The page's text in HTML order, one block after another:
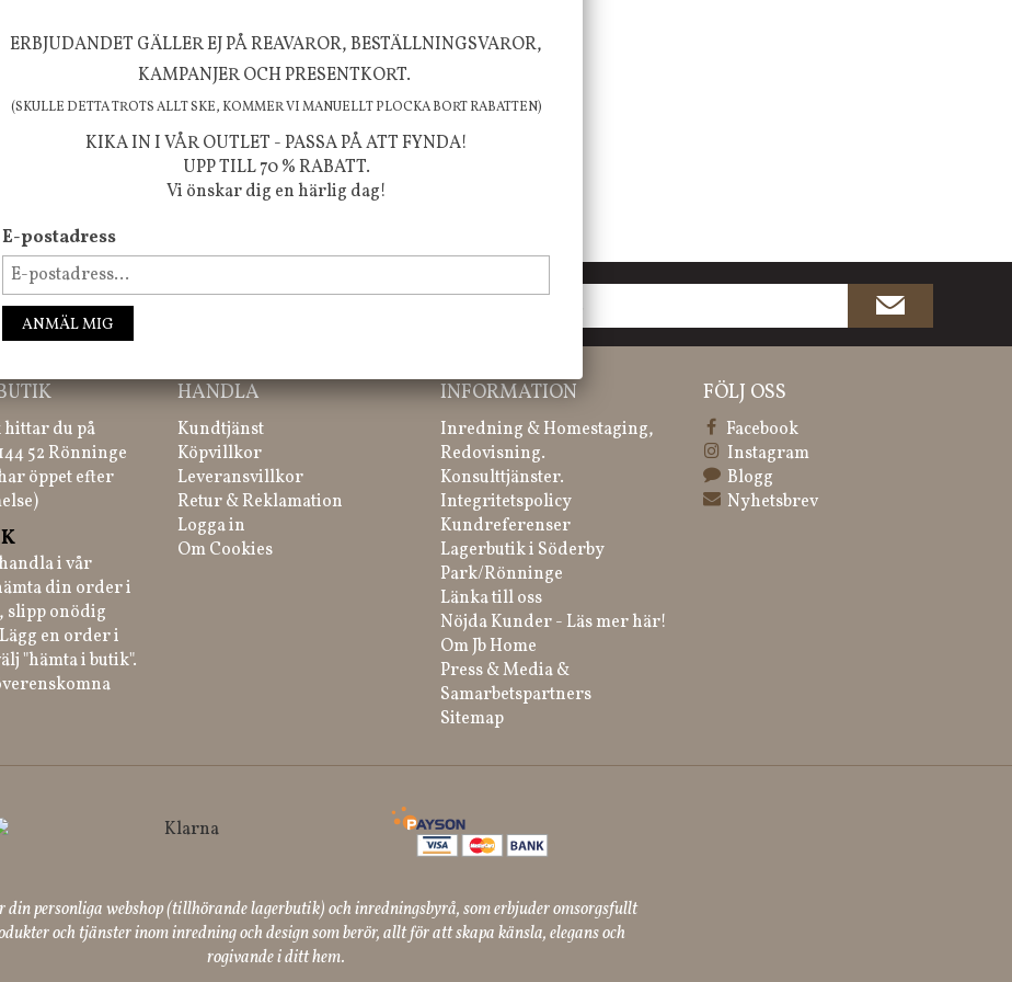
FÖLJ OSS PÅ INSTAGRAM @JBHOME
Missa inte våra nyheter, kampanjer och roliga happenings!
du på
52 Rönninge
öppet efter
i vår
din order i
slipp onödig
en order i
"hämta i butik".
HANDLA
Kundtjänst
Köpvillkor
Leveransvillkor
Retur & Reklamation
Logga in
Om Cookies
INFORMATION
Inredning & Homestaging,
Redovisning.
Konsulttjänster.
Integritetspolicy
Kundreferenser
Lagerbutik i Söderby
Park/Rönninge
Länka till oss
Nöjda Kunder - Läs mer här!
Om Jb Home
Press & Media &
Samarbetspartners
Sitemap
FÖLJ OSS
Facebook
Instagram
Blogg
Nyhetsbrev
personliga webshop (tillhörande lagerbutik) och inredningsbyrå, som erbjuder omsorgsfullt
och tjänster inom inredning och design som berör, allt för att skapa känsla, elegans och
rogivande i ditt hem.
ERBJUDANDET GÄLLER EJ PÅ REAVAROR, BESTÄLLNINGSVAROR,
KAMPANJER OCH PRESENTKORT.
(SKULLE DETTA TROTS ALLT SKE, KOMMER VI MANUELLT PLOCKA BORT RABATTEN)
KIKA IN I VÅR OUTLET - PASSA PÅ ATT FYNDA!
UPP TILL 70 % RABATT.
Vi önskar dig en härlig dag!
E-postadress
ANMÄL MIG